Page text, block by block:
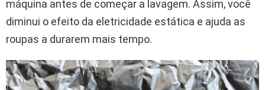
máquina antes de começar a lavagem. Assim, você
diminui o efeito da eletricidade estática e ajuda as
roupas a durarem mais tempo.